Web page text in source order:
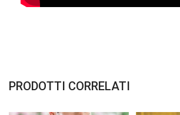
PRODOTTI CORRELATI